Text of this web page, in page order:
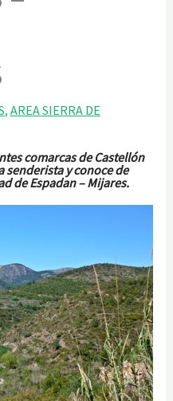
, AREA SIERRA DE
comarcas de Castellón
senderista y conoce de
de Espadan – Mijares.